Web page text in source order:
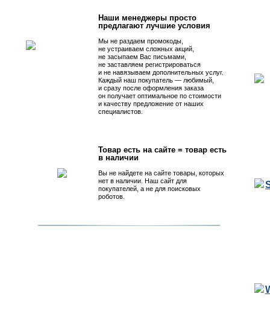
Наши менеджеры просто
предлагают лучшие условия
Мы не раздаем промокоды,
не устраиваем сложных акций,
не засыпаем Вас письмами,
не заставляем регистрироваться
и не навязываем дополнительных услуг.
Каждый наш покупатель — любимый,
и сразу после оформления заказа
он получает оптимальное по стоимости
и качеству предложение от наших
специалистов.
Товар есть на сайте = товар есть
в наличии
Вы не найдете на сайте товары, которых
нет в наличии. Наш сайт для
покупателей, а не для поисковых
роботов.